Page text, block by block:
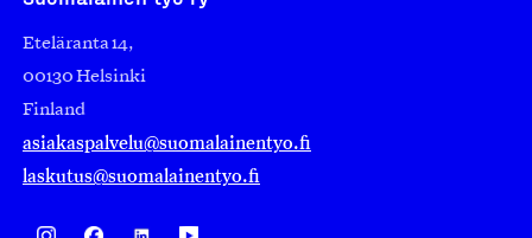
Eteläranta 14,
00130 Helsinki
Finland
asiakaspalvelu@suomalainentyo.fi
laskutus@suomalainentyo.fi